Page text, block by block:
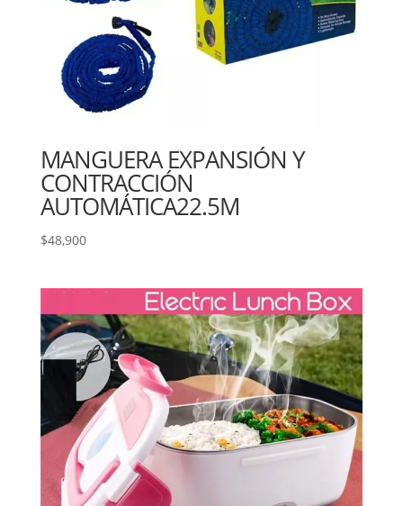
MANGUERA EXPANSIÓN Y
CONTRACCIÓN
AUTOMÁTICA22.5M
$48,900